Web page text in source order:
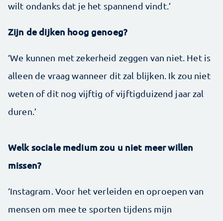
wilt ondanks dat je het spannend vindt.’
Zijn de dijken hoog genoeg?
‘We kunnen met zekerheid zeggen van niet. Het is
alleen de vraag wanneer dit zal blijken. Ik zou niet
weten of dit nog vijftig of vijftigduizend jaar zal
duren.’
Welk sociale medium zou u niet meer willen
missen?
‘Instagram. Voor het verleiden en oproepen van
mensen om mee te sporten tijdens mijn